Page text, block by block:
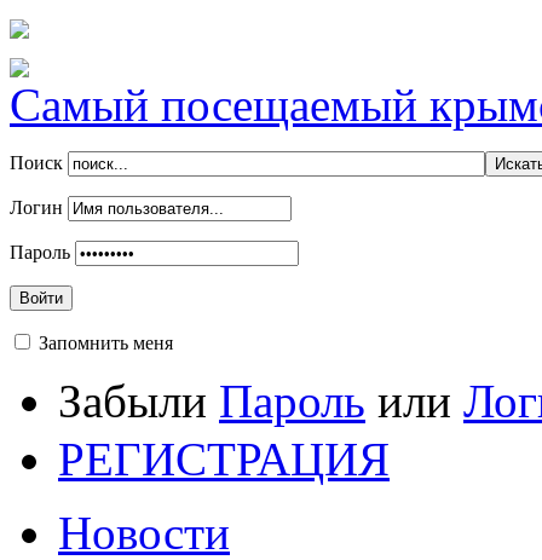
Самый посещаемый
Поиск
Логин
Пароль
Войти
Запомнить меня
Забыли Пароль или
РЕГИСТРАЦИЯ
Новости